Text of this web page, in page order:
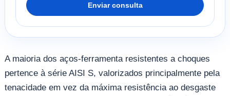
Enviar consulta
A maioria dos aços-ferramenta resistentes a choques
pertence à série AISI S, valorizados principalmente pela
tenacidade em vez da máxima resistência ao desgaste